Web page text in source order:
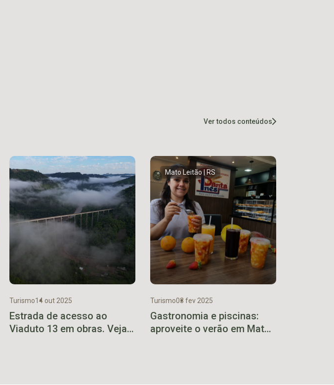
Ver todos conteúdos
Turismo14 out 2025
Estrada de acesso ao
Viaduto 13 em obras. Veja
Mato Leitão | RS
Turismo03 fev 2025
Gastronomia e piscinas:
aproveite o verão em Mato